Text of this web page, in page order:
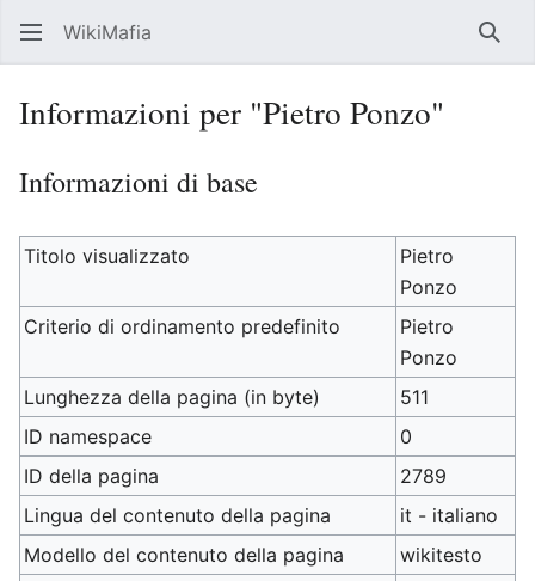
WikiMafia
Informazioni per "Pietro Ponzo"
Informazioni di base
Titolo visualizzato
Pietro
Ponzo
Criterio di ordinamento predefinito
Pietro
Ponzo
Lunghezza della pagina (in byte)
511
ID namespace
0
ID della pagina
2789
Lingua del contenuto della pagina
it - italiano
Modello del contenuto della pagina
wikitesto